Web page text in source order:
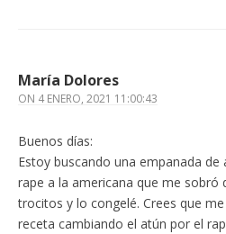
María Dolores
ON 4 ENERO, 2021 11:00:43
Buenos días:
Estoy buscando una empanada
rape a la americana que me sobró
trocitos y lo congelé. Crees que
receta cambiando el atún por el